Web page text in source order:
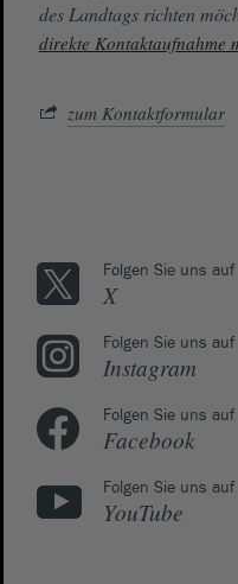
des Landtags richten
direkte Kontaktaufnahme
zum Kontaktformular
Folgen Sie uns auf
X
Folgen Sie uns auf
Instagram
Folgen Sie uns auf
Facebook
Folgen Sie uns auf
YouTube